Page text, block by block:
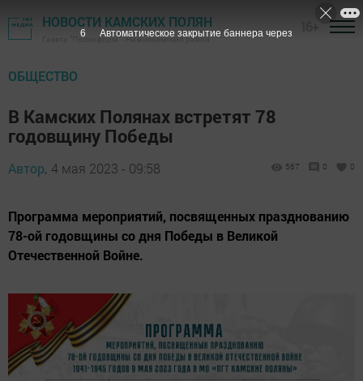
НОВОСТИ КАМСКИХ ПОЛЯН
Газета "Посинформ" - Нижнекамский район
ОБЩЕСТВО
В Камских Полянах встретят 78
годовщину Победы
Автор, 4 мая 2023 - 09:58 567 0 0
Программа мероприятий, посвященных празднованию
78-ой годовщины со дня Победы в Великой
Отечественной Войне.
4 Автоматическое закрытие баннера через